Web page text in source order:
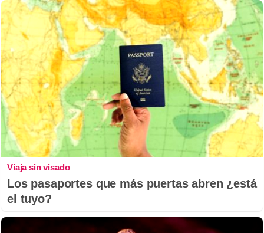
Viaja sin visado
Los pasaportes que más puertas abren ¿está
el tuyo?